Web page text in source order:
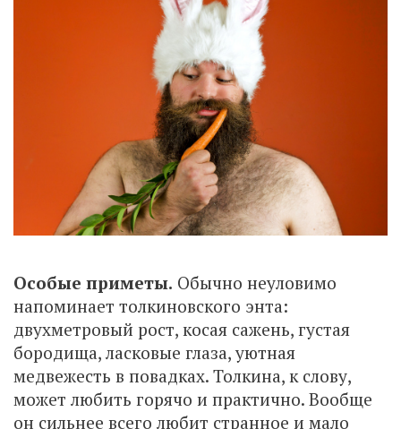
Особые приметы. Обычно неуловимо
напоминает толкиновского энта:
двухметровый рост, косая сажень, густая
бородища, ласковые глаза, уютная
медвежесть в повадках. Толкина, к слову,
может любить горячо и практично. Вообще
он сильнее всего любит странное и мало